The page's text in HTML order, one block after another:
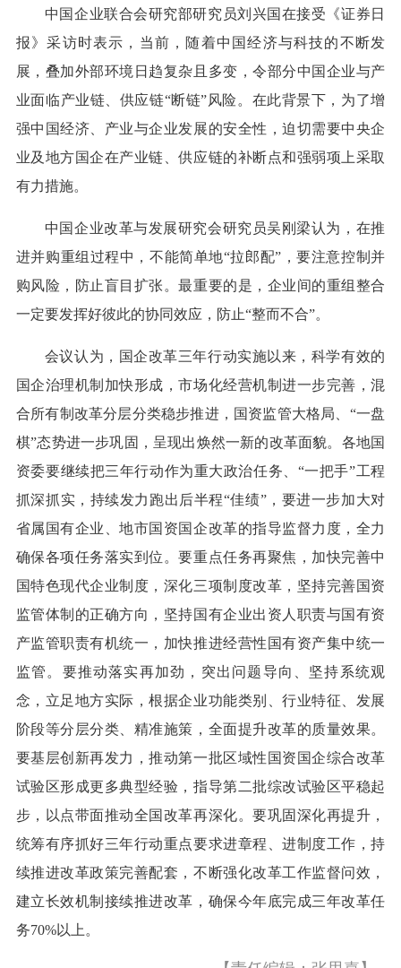
中国企业联合会研究部研究员刘兴国在接受《证券日
报》采访时表示，当前，随着中国经济与科技的不断发
展，叠加外部环境日趋复杂且多变，令部分中国企业与产
业面临产业链、供应链“断链”风险。在此背景下，为了增
强中国经济、产业与企业发展的安全性，迫切需要中央企
业及地方国企在产业链、供应链的补断点和强弱项上采取
有力措施。
中国企业改革与发展研究会研究员吴刚梁认为，在推
进并购重组过程中，不能简单地“拉郎配”，要注意控制并
购风险，防止盲目扩张。最重要的是，企业间的重组整合
一定要发挥好彼此的协同效应，防止“整而不合”。
会议认为，国企改革三年行动实施以来，科学有效的
国企治理机制加快形成，市场化经营机制进一步完善，混
合所有制改革分层分类稳步推进，国资监管大格局、“一盘
棋”态势进一步巩固，呈现出焕然一新的改革面貌。各地国
资委要继续把三年行动作为重大政治任务、“一把手”工程
抓深抓实，持续发力跑出后半程“佳绩”，要进一步加大对
省属国有企业、地市国资国企改革的指导监督力度，全力
确保各项任务落实到位。要重点任务再聚焦，加快完善中
国特色现代企业制度，深化三项制度改革，坚持完善国资
监管体制的正确方向，坚持国有企业出资人职责与国有资
产监管职责有机统一，加快推进经营性国有资产集中统一
监管。要推动落实再加劲，突出问题导向、坚持系统观
念，立足地方实际，根据企业功能类别、行业特征、发展
阶段等分层分类、精准施策，全面提升改革的质量效果。
要基层创新再发力，推动第一批区域性国资国企综合改革
试验区形成更多典型经验，指导第二批综改试验区平稳起
步，以点带面推动全国改革再深化。要巩固深化再提升，
统筹有序抓好三年行动重点要求进章程、进制度工作，持
续推进改革政策完善配套，不断强化改革工作监督问效，
建立长效机制接续推进改革，确保今年底完成三年改革任
务70%以上。